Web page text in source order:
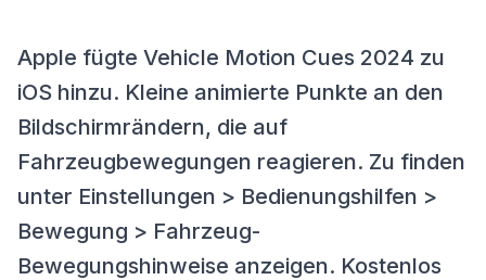
Apple fügte Vehicle Motion Cues 2024 zu
iOS hinzu. Kleine animierte Punkte an den
Bildschirmrändern, die auf
Fahrzeugbewegungen reagieren. Zu finden
unter Einstellungen > Bedienungshilfen >
Bewegung > Fahrzeug-
Bewegungshinweise anzeigen. Kostenlos